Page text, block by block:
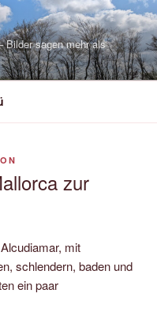
Bilder sagen mehr als
zur
mit
schlendern, baden und
ein paar